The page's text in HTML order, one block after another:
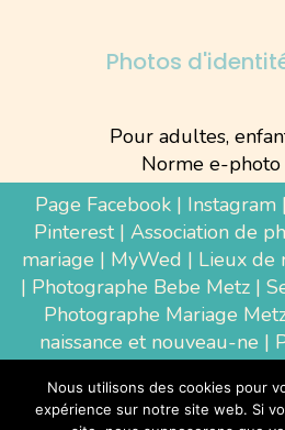
Photos
Pour adultes,
Norme e-photo
Page Facebook| Instagram|
Pinterest| Association de
mariage | MyWed | Lieux de
| Photographe Bebe Metz |
Photographe Mariage
naissance et nouveau-ne |
Luxembourg|
Photographe
Nous utilisons des cookies pour
expérience sur notre site web. Si